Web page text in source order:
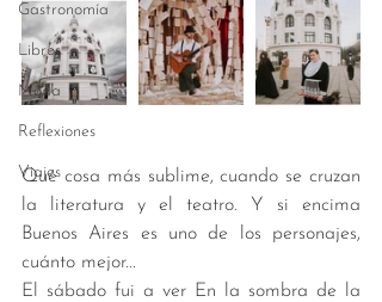
Gastronomía
Libros
Moda
Reflexiones
Viajes
Qué cosa más sublime, cuando se cruzan
la literatura y el teatro. Y si encima
Buenos Aires es uno de los personajes,
cuánto mejor...
El sábado fui a ver En la sombra de la